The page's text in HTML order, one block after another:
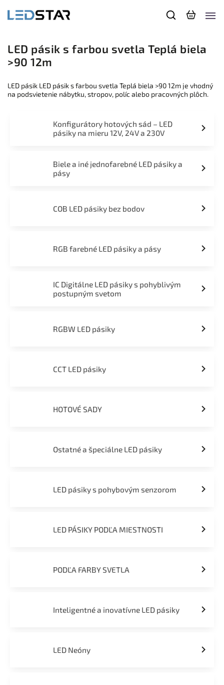
LED pásik s farbou svetla Teplá biela
>90 12m
LED pásik LED pásik s farbou svetla Teplá biela >90 12m je vhodný
na podsvietenie nábytku, stropov, políc alebo pracovných plôch.
Konfigurátory hotových sád – LED
pásiky na mieru 12V, 24V a 230V
Biele a iné jednofarebné LED pásiky a
pásy
COB LED pásiky bez bodov
RGB farebné LED pásiky a pásy
IC Digitálne LED pásiky s pohyblivým
postupným svetom
RGBW LED pásiky
CCT LED pásiky
HOTOVÉ SADY
Ostatné a špeciálne LED pásiky
LED pásiky s pohybovým senzorom
LED PÁSIKY PODĽA MIESTNOSTI
PODĽA FARBY SVETLA
Inteligentné a inovatívne LED pásiky
LED Neóny